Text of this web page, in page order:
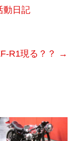
動日記
R1現る？？ →